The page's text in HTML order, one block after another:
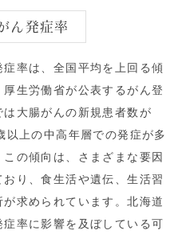
ん発症率
率は、全国平均を上回る傾
生労働省が公表するがん登
大腸がんの新規患者数が
上の中高年層での発症が多
の傾向は、さまざまな要因
り、食生活や遺伝、生活習
求められています。北海道
率に影響を及ぼしている可